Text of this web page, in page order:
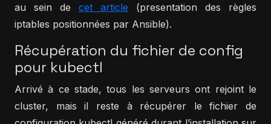
au sein de cet article (presentation des règles
iptables positionnées par Ansible).
Récupération du fichier de config
pour kubectl
Arrivé à ce stade, tous les serveurs ont rejoint le
cluster, mais il reste à récupérer le fichier de